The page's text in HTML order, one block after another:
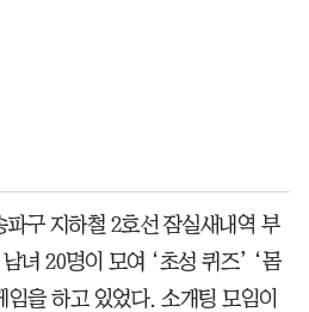
구 지하철 2호선 잠실새내역 부
녀 20명이 모여 ‘초성 퀴즈’ ‘몸
임을 하고 있었다. 소개팅 모임이